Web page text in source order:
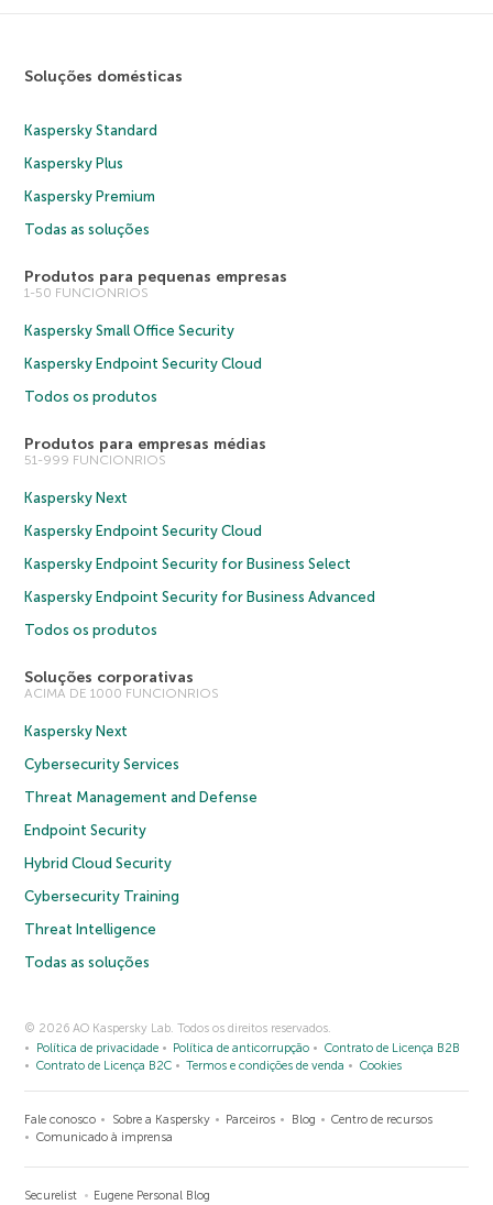
Soluções domésticas
Kaspersky Standard
Kaspersky Plus
Kaspersky Premium
Todas as soluções
Produtos para pequenas empresas
1-50 FUNCIONRIOS
Kaspersky Small Office Security
Kaspersky Endpoint Security Cloud
Todos os produtos
Produtos para empresas médias
51-999 FUNCIONRIOS
Kaspersky Next
Kaspersky Endpoint Security Cloud
Kaspersky Endpoint Security for Business Select
Kaspersky Endpoint Security for Business Advanced
Todos os produtos
Soluções corporativas
ACIMA DE 1000 FUNCIONRIOS
Kaspersky Next
Cybersecurity Services
Threat Management and Defense
Endpoint Security
Hybrid Cloud Security
Cybersecurity Training
Threat Intelligence
Todas as soluções
© 2026 AO Kaspersky Lab. Todos os direitos reservados.
Política de privacidade
Política de anticorrupção
Contrato de Licença B2B
Contrato de Licença B2C
Termos e condições de venda Cookies
Fale conosco Sobre a Kaspersky Parceiros Blog
Centro de recursos
Comunicado à imprensa
Securelist Eugene Personal Blog